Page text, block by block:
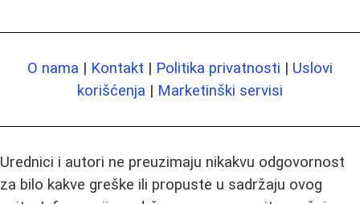
O nama | Kontakt | Politika privatnosti | Uslovi
korišćenja | Marketinški servisi
Urednici i autori ne preuzimaju nikakvu odgovornost
za bilo kakve greške ili propuste u sadržaju ovog